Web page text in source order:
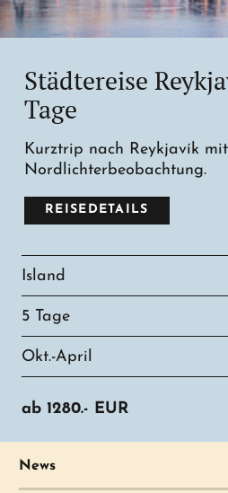
Städtereise
Tage
Kurztrip nach Reykjavík mit
Nordlichterbeobachtung.
REISEDETAILS
Island
5 Tage
Okt.-April
ab 1280.- EUR
News